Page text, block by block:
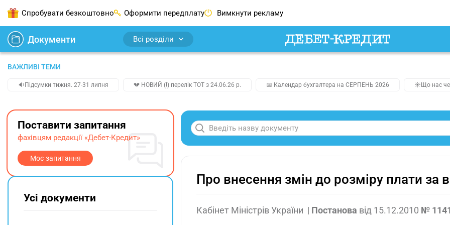
Спробувати безкоштовно Оформити передплату Вимкнути рекламу
Документи Всі розділи
ВАЖЛИВІ ТЕМИ
🔉Підсумки тижня. 27-31 липня 💔 НОВИЙ (!) перелік ТОТ з 24.06.26 р. 📅 Календар бухгалтера на СЕРПЕНЬ 2026 ☀️Що нас
Про внесення змін до розміру плати за
Кабінет Міністрів України | Постанова від 15.12.2010 № 1141
Поставити запитання
фахівцям редакції «Дебет-Кредит»
Моє запитання
Усі документи